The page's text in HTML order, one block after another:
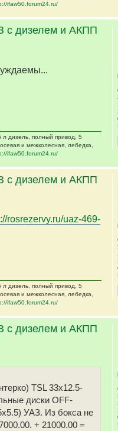
ifaw50.forum24.ru/
с дизелем и АКПП
дизель, полный привод, 5
и межколесная, лебедка,
ifaw50.forum24.ru/
с дизелем и АКПП
rosrezervy.ru/uaz-469-
дизель, полный привод, 5
и межколесная, лебедка,
ifaw50.forum24.ru/
с дизелем и АКПП
TSL 33x12.5-
диски OFF-
УАЗ. Из бокса не
+ 21000.00 =